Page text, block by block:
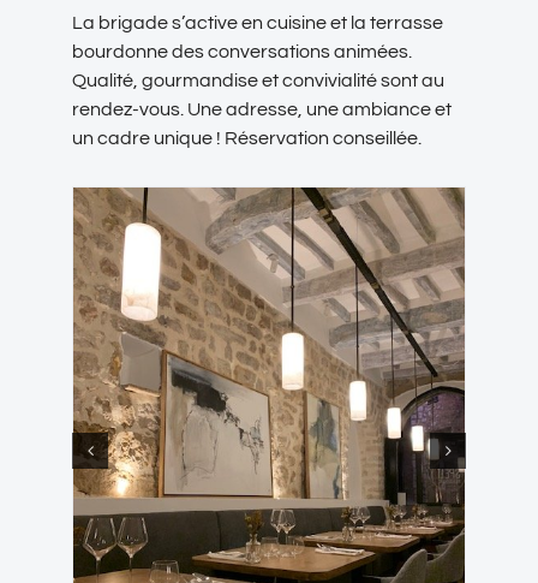
La brigade s’active en cuisine et la terrasse
bourdonne des conversations animées.
Qualité, gourmandise et convivialité sont au
rendez-vous. Une adresse, une ambiance et
un cadre unique ! Réservation conseillée.